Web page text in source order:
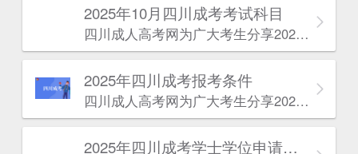
2025年10月四川成考考试科目
四川成人高考网​为广大考生分享2025年10月四川成考考试科目。为广大在职人员和社会人士提供学历提升的机会。更多四川成考考试信息，欢迎在线访问四川成人高考网。
2025年‌‌‌‌四川成考报考条件
四川成人高考网​为广大考生分享2025年‌‌‌‌四川成考报考条件。为广大在职人员和社会人士提供学历提升的机会。更多四川成考考试信息，欢迎在线访问四川成人高考网。
2025年‌‌‌‌四川成考学士学位申请条件